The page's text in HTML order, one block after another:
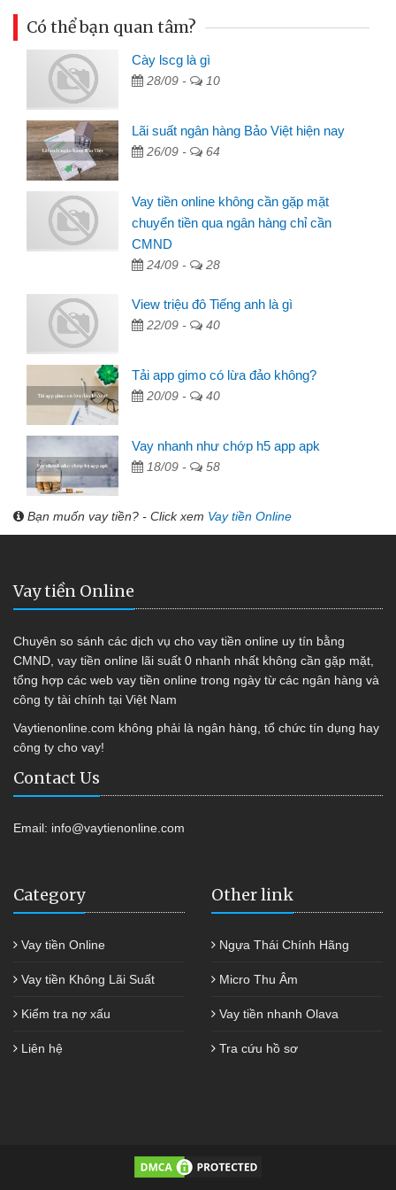
Có thể bạn quan tâm?
Cày lscg là gì
28/09 - 10
Lãi suất ngân hàng Bảo Việt hiện nay
26/09 - 64
Vay tiền online không cần gặp mặt
chuyển tiền qua ngân hàng chỉ cần
CMND
24/09 - 28
View triệu đô Tiếng anh là gì
22/09 - 40
Tải app gimo có lừa đảo không?
20/09 - 40
Vay nhanh như chớp h5 app apk
18/09 - 58
Bạn muốn vay tiền? - Click xem Vay tiền Online
Vay tiền Online
Chuyên so sánh các dịch vụ cho vay tiền online uy tín bằng
CMND, vay tiền online lãi suất 0 nhanh nhất không cần gặp mặt,
tổng hợp các web vay tiền online trong ngày từ các ngân hàng và
công ty tài chính tại Việt Nam
Vaytienonline.com không phải là ngân hàng, tổ chức tín dụng hay
công ty cho vay!
Contact Us
Email: info@vaytienonline.com
Category
Vay tiền Online
Vay tiền Không Lãi Suất
Kiểm tra nợ xấu
Liên hệ
Other link
Ngựa Thái Chính Hãng
Micro Thu Âm
Vay tiền nhanh Olava
Tra cứu hồ sơ